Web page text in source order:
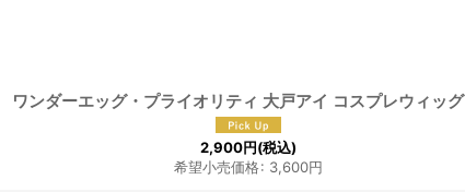
ワンダーエッグ・プライオリティ 大戸アイ コスプレウィッグ
2,900円(税込)
希望小売価格: 3,600円